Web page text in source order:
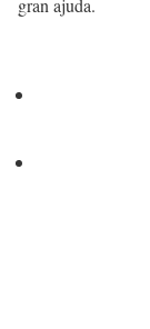
gran ajuda.